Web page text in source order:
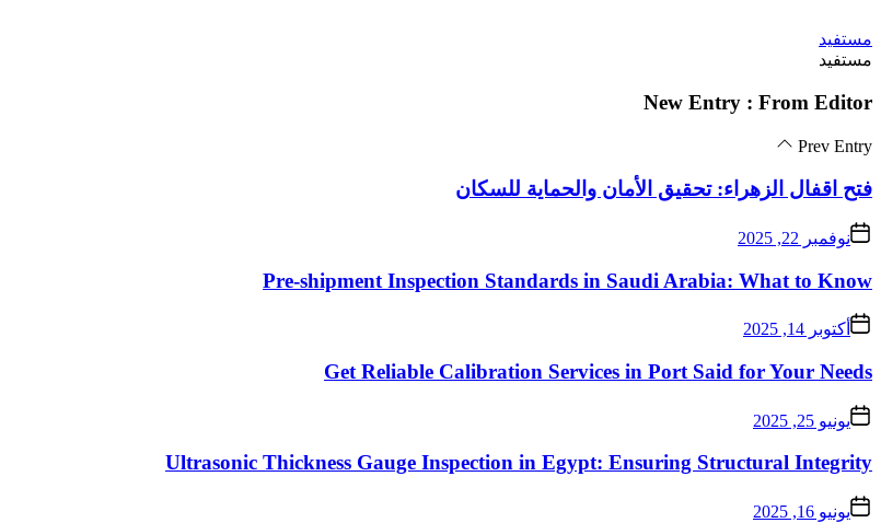
Skip
to
content
مستفيد
مستفيد
New Entry : From Editor
Prev Entry
فتح اقفال الزهراء: تحقيق الأمان والحماية للسكان
نوفمبر 22, 2025
Pre-shipment Inspection Standards in Saudi Arabia: What to Know
أكتوبر 14, 2025
Get Reliable Calibration Services in Port Said for Your Needs
يونيو 25, 2025
Ultrasonic Thickness Gauge Inspection in Egypt: Ensuring Structural Integrity
يونيو 16, 2025